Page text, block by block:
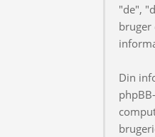
"de",
bruger
Din